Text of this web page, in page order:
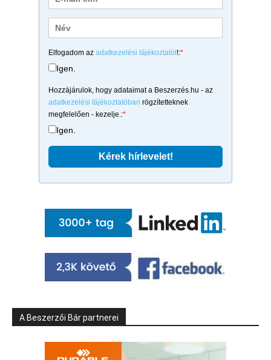
Elfogadom az adatkezelési tájékoztatót!:*
Igen.
Hozzájárulok, hogy adataimat a Beszerzés.hu - az
adatkezelési tájékoztatóban rögzítetteknek
megfelelően - kezelje.:*
Igen.
A Beszerzői Bár partnerei